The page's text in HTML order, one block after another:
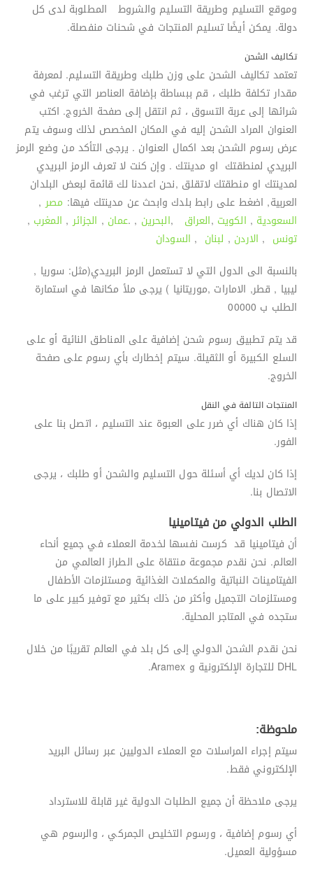
وموقع التسليم وطريقة التسليم والشروط المطلوبة لدى كل
دولة. يمكن أيضًا تسليم المنتجات في شحنات منفصلة.
تكاليف الشحن
تعتمد تكاليف الشحن على وزن طلبك وطريقة التسليم. لمعرفة
مقدار تكلفة طلبك ، قم ببساطة بإضافة العناصر التي ترغب في
شرائها إلى عربة التسوق ، ثم انتقل إلى صفحة الخروج. اكتب
العنوان المراد الشحن إليه في المكان المخصص لذلك وسوف يتم
عرض رسوم الشحن بعد اكمال العنوان . يرجى التأكد من وضع الرمز
البريدي لمنطقتك او مدينتك . وإن كنت لا تعرف الرمز البريدي
لمدينتك او منطقتك لاتقلق ,نحن اعددنا لك قائمة لبعض البلدان
العربية, اضغط على رابط بلدك وابحث عن مدينتك فيها: مصر,
السعودية , الكويت ,العراق ,البحرين , .عمان , الجزائر, المغرب ,
تونس , الاردن , لبنان , السودان
بالنسبة الى الدول التي لا تستعمل الرمز البريدي(مثل: سوريا ,
ليبيا , قطر, الامارات ,موريتانيا ) يرجى ملأ مكانها في استمارة
الطلب ب 00000
قد يتم تطبيق رسوم شحن إضافية على المناطق النائية أو على
السلع الكبيرة أو الثقيلة. سيتم إخطارك بأي رسوم على صفحة
الخروج.
المنتجات التالفة في النقل
إذا كان هناك أي ضرر على العبوة عند التسليم ، اتصل بنا على
الفور.
إذا كان لديك أي أسئلة حول التسليم والشحن أو طلبك ، يرجى
الاتصال بنا.
الطلب الدولي من فيتامينيا
أن فيتامينيا قد كرست نفسها لخدمة العملاء في جميع أنحاء
العالم. نحن نقدم مجموعة منتقاة على الطراز العالمي من
الفيتامينات النباتية والمكملات الغذائية ومستلزمات الأطفال
ومستلزمات التجميل وأكثر من ذلك بكثير مع توفير كبير على ما
ستجده في المتاجر المحلية.
نحن نقدم الشحن الدولي إلى كل بلد في العالم تقريبًا من خلال
DHL للتجارة الإلكترونية و Aramex.
ملحوظة:
سيتم إجراء المراسلات مع العملاء الدوليين عبر رسائل البريد
الإلكتروني فقط.
يرجى ملاحظة أن جميع الطلبات الدولية غير قابلة للاسترداد
أي رسوم إضافية ، ورسوم التخليص الجمركي ، والرسوم هي
مسؤولية العميل.